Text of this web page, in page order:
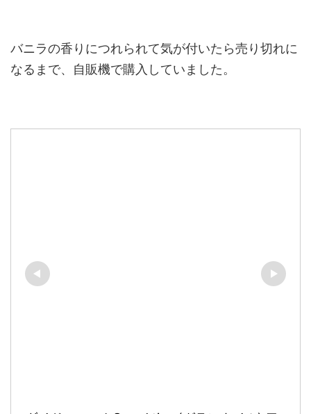
バニラの香りにつれられて気が付いたら売り切れに
なるまで、自販機で購入していました。